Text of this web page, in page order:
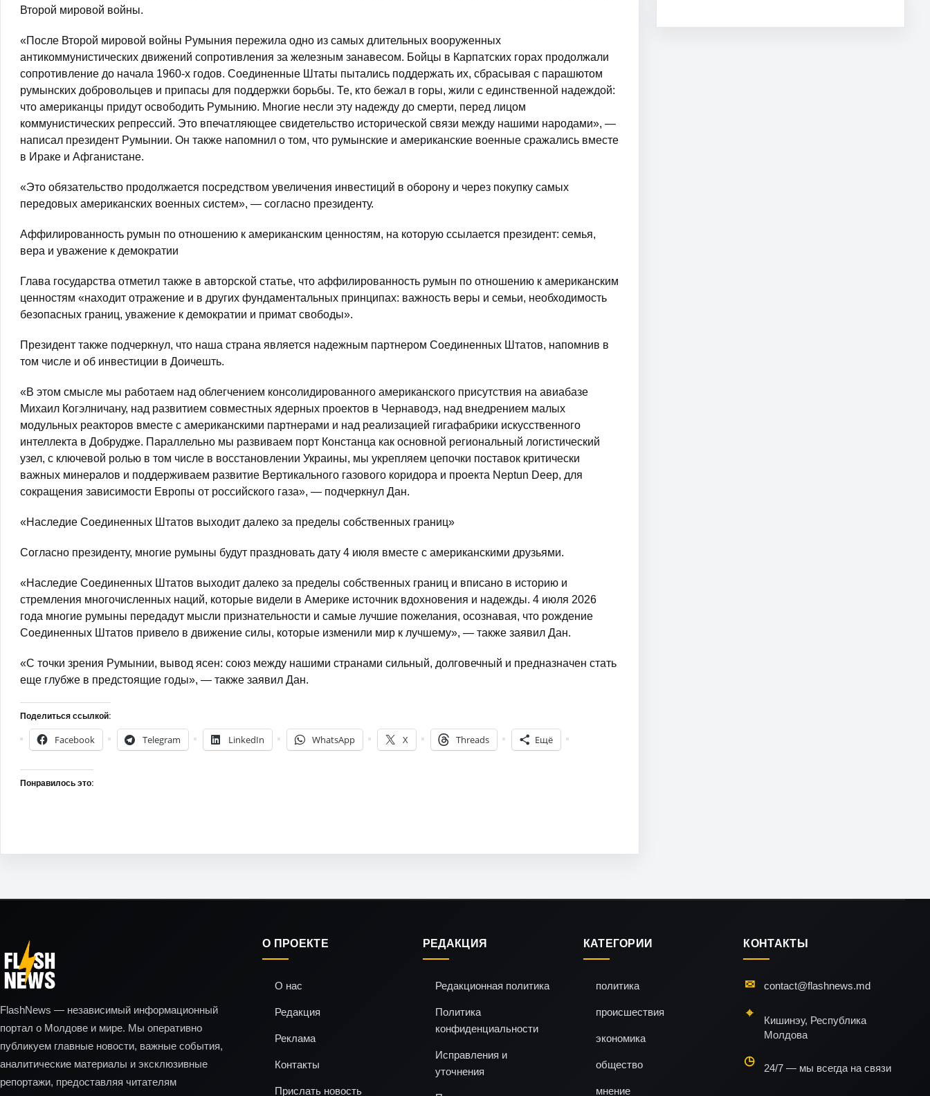
Второй мировой войны.
«После Второй мировой войны Румыния пережила одно из самых длительных вооруженных
антикоммунистических движений сопротивления за железным занавесом. Бойцы в Карпатских горах продолжали
сопротивление до начала 1960-х годов. Соединенные Штаты пытались поддержать их, сбрасывая с парашютом
румынских добровольцев и припасы для поддержки борьбы. Те, кто бежал в горы, жили с единственной надеждой:
что американцы придут освободить Румынию. Многие несли эту надежду до смерти, перед лицом
коммунистических репрессий. Это впечатляющее свидетельство исторической связи между нашими народами», —
написал президент Румынии. Он также напомнил о том, что румынские и американские военные сражались вместе
в Ираке и Афганистане.
«Это обязательство продолжается посредством увеличения инвестиций в оборону и через покупку самых
передовых американских военных систем», — согласно президенту.
Аффилированность румын по отношению к американским ценностям, на которую ссылается президент: семья,
вера и уважение к демократии
Глава государства отметил также в авторской статье, что аффилированность румын по отношению к американским
ценностям «находит отражение и в других фундаментальных принципах: важность веры и семьи, необходимость
безопасных границ, уважение к демократии и примат свободы».
Президент также подчеркнул, что наша страна является надежным партнером Соединенных Штатов, напомнив в
том числе и об инвестиции в Доичешть.
«В этом смысле мы работаем над облегчением консолидированного американского присутствия на авиабазе
Михаил Когэлничану, над развитием совместных ядерных проектов в Чернаводэ, над внедрением малых
модульных реакторов вместе с американскими партнерами и над реализацией гигафабрики искусственного
интеллекта в Добрудже. Параллельно мы развиваем порт Констанца как основной региональный логистический
узел, с ключевой ролью в том числе в восстановлении Украины, мы укрепляем цепочки поставок критически
важных минералов и поддерживаем развитие Вертикального газового коридора и проекта Neptun Deep, для
сокращения зависимости Европы от российского газа», — подчеркнул Дан.
«Наследие Соединенных Штатов выходит далеко за пределы собственных границ»
Согласно президенту, многие румыны будут праздновать дату 4 июля вместе с американскими друзьями.
«Наследие Соединенных Штатов выходит далеко за пределы собственных границ и вписано в историю и
стремления многочисленных наций, которые видели в Америке источник вдохновения и надежды. 4 июля 2026
года многие румыны передадут мысли признательности и самые лучшие пожелания, осознавая, что рождение
Соединенных Штатов привело в движение силы, которые изменили мир к лучшему», — также заявил Дан.
«С точки зрения Румынии, вывод ясен: союз между нашими странами сильный, долговечный и предназначен стать
еще глубже в предстоящие годы», — также заявил Дан.
Поделиться ссылкой:
Facebook
Telegram LinkedIn WhatsApp X Threads Ещё
Понравилось это:
FlashNews — независимый информационный
портал о Молдове и мире. Мы оперативно
публикуем главные новости, важные события,
аналитические материалы и эксклюзивные
репортажи, предоставляя читателям
О ПРОЕКТЕ
О нас
Редакция
Реклама
Контакты
Прислать новость
РЕДАКЦИЯ
Редакционная политика
Политика
конфиденциальности
Исправления и
уточнения
КАТЕГОРИИ
политика
происшествия
экономика
общество
мнение
КОНТАКТЫ
contact@flashnews.md
Кишинэу, Республика
Молдова
24/7 — мы всегда на связи